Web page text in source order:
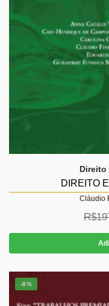
Direito
DIREITO
Cláudio
R$
-8%